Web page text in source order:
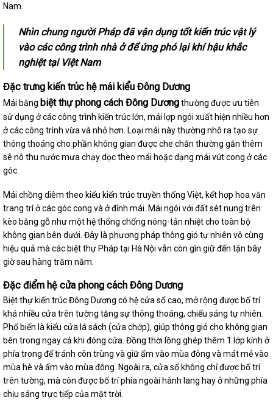
Nam.
Nhìn chung người Pháp đã vận dụng tốt kiến trúc vật lý
vào các công trình nhà ở để ứng phó lại khí hậu khắc
nghiệt tại Việt Nam
Đặc trưng kiến trúc hệ mái kiểu Đông Dương
Mái bằng biệt thự phong cách Đông Dươngthường được ưu tiên
sử dụng ở các công trình kiến trúc lớn, mái lợp ngói xuất hiện nhiều hơn
ở các công trình vừa và nhỏ hơn. Loại mái này thường nhô ra tạo sự
thông thoáng cho phần không gian được che chắn thường gắn thêm
sê nô thu nước mưa chạy dọc theo mái hoặc dạng mái vút cong ở các
góc.
Mái chồng diêm theo kiểu kiến trúc truyền thống Việt, kết hợp hoa văn
trang trí ở các góc cong và ở đỉnh mái. Mái ngói với đất sét nung trên
kèo bằng gỗ như một hệ thống chống nóng-tản nhiệt cho toàn bộ
không gian bên dưới. Đây là phương pháp thông gió tự nhiên vô cùng
hiệu quả mà các biệt thự Pháp tại Hà Nội vẫn còn gìn giữ đến tận bây
giờ sau hàng trăm năm.
Đặc điểm hệ cửa phong cách Đông Dương
Biệt thự kiến trúc Đông Dương có hệ cửa sổ cao, mở rộng được bố trí
khá nhiều cửa trên tường tăng sự thông thoáng, chiếu sáng tự nhiên.
Phổ biến là kiểu cửa lá sách (cửa chớp), giúp thông gió cho không gian
bên trong ngay cả khi đóng cửa. Đồng thời lồng ghép thêm 1 lớp kính ở
phía trong để tránh côn trùng và giữ ấm vào mùa đông và mát mẻ vào
mùa hè và ấm vào mùa đông. Ngoài ra, cửa sổ không chỉ được bố trí
trên tường, mà còn được bố trí phía ngoài hành lang hay ở những phía
chịu sáng trực tiếp của mặt trời.